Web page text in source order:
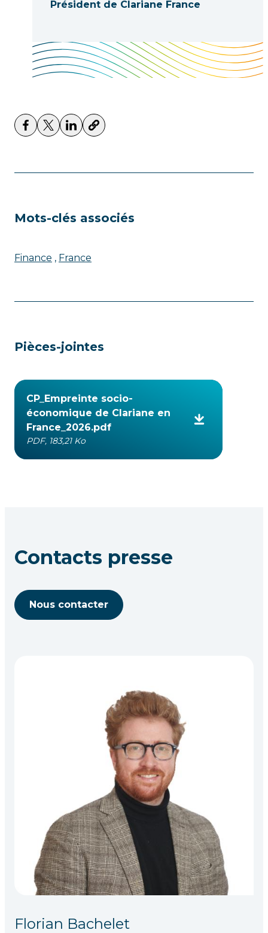
Président de Clariane France
Mots-clés associés
Finance France
Pièces-jointes
CP_Empreinte socio-
économique de Clariane en
France_2026.pdf
PDF, 183,21 Ko
Contacts presse
Nous contacter
Florian Bachelet